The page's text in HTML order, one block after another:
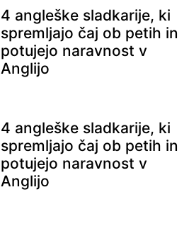
4 angleške sladkarije, ki
spremljajo čaj ob petih in
potujejo naravnost v
Anglijo
4 angleške sladkarije, ki
spremljajo čaj ob petih in
potujejo naravnost v
Anglijo